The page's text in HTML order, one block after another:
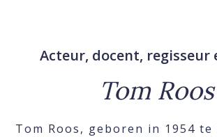
Acteur, docent, regisseur
Tom Roos
Tom Roos, geboren in 1954 te